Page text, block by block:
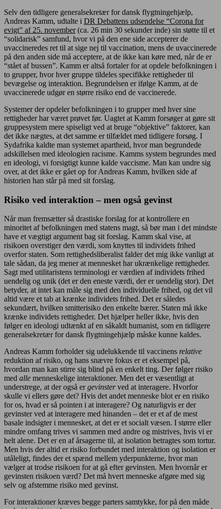
Selv den tidligere generalsekretær for dansk flygtningehjælp,
Andreas Kamm, udtalte i DR Debattens udsendelse “Corona for
evigt” af 25. november(ca. 26 min 30 sekunder inde) sin støtte til et
“solidarisk” samfund, hvor vi på den ene side accepterer de
uvaccineredes ret til at sige nej til vaccination, mens de uvaccinerede
på den anden side må acceptere, at de ikke kan køre med, når de er
“stået af bussen”. Kamm er altså fortaler for at opdele befolkningen i
to grupper, hvor hver gruppe tildeles specifikke rettigheder til
bevægelse og interaktion. Begrundelsen er ifølge Kamm, at de
uvaccinerede udgør en større risiko end de vaccinerede.
Systemer der opdeler befolkningen i to grupper med hver sine
rettigheder har været prøvet før. Uagtet at Kamm forsøger at gøre sit
gruppesystem mere spiseligt ved at bruge “objektive” faktorer, kan
det ikke nægtes, at det samme er tilfældet med tidligere forsøg. I
Sydafrika kaldte man systemet apartheid, hvor man begrundede
adskillelsen med ideologien racisme. Kamms system begrundes med
en ideologi, vi forsigtigt kunne kalde vaccisme. Man kan undre sig
over, at det ikke er gået op for Andreas Kamm, hvilken side af
historien han står på med sit forslag.
Risiko ved interaktion – men også gevinst
Når man fremsætter så drastiske forslag for at kontrollere en
minoritet af befolkningen med statens magt, så bør man i det mindste
have et vægtigt argument bag sit forslag. Kamm skal vise, at
risikoen overstiger den værdi, som knyttes til individets frihed
overfor staten. Som rettighedsliberalist falder det mig ikke vanligt at
tale sådan, da jeg mener at mennesket har ukrænkelige rettigheder.
Sagt med utilitaristens terminologi er værdien af individets frihed
uendelig og unik (det er den eneste værdi, der er uendelig stor). Det
betyder, at intet kan måle sig med den individuelle frihed, og det vil
altid være et tab at krænke individets frihed. Det er således
sekundært, hvilken smitterisiko den enkelte bærer. Staten må ikke
krænke individets rettigheder. Det hjælper heller ikke, hvis den
følger en ideologi udtænkt af en såkaldt humanist, som en tidligere
generalsekretær for dansk flygtningehjælp måske kunne kaldes.
Andreas Kamm forholder sig udelukkende til vaccinens relative
reduktion af risiko, og hans snævre fokus er et eksempel på,
hvordan man kan stirre sig blind på en enkelt ting. Der følger risiko
med alle menneskelige interaktioner. Men det er væsentligt at
understrege, at der også ergevinsterved at interagere. Hvorfor
skulle vi ellers gøre det? Hvis det andet menneske blot er en risiko
for os, hvad er så pointen i at interagere? Og naturligvis er der
gevinster ved at interagere med hinanden – det er et af de mest
basale indsigter i mennesket, at det er et socialt væsen. I større eller
mindre omfang trives vi sammen med andre og mistrives, hvis vi er
helt alene. Det er en af årsagerne til, at isolation betragtes som tortur.
Men hvis der altid er risiko forbundet med interaktion og isolation er
utåleligt, findes der et spænd mellem yderpunkterne, hvor man
vælger at trodse risikoen for at gå efter gevinsten. Men hvornår er
gevinsten risikoen værd? Det må hvert menneske afgøre med sig
selv og afstemme risiko med gevinst.
For interaktioner kræves begge parters samtykke, for på den måde